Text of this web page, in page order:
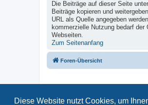
Diese Website nutzt Cookies, um
Die Beiträge auf dieser Seite
Beiträge kopieren und
URL als Quelle angegeben
kommerzielle Nutzung bedarf
Webseiten.
Zum Seitenanfang
Foren-Übersicht